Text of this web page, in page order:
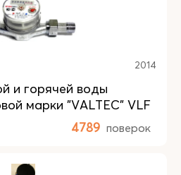
2014
и горячей воды
марки "VALTEC" VLF
4789 поверок